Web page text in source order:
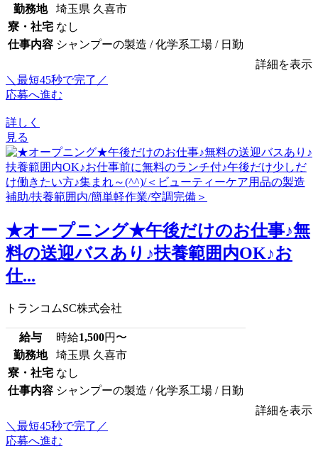
勤務地
埼玉県 久喜市
寮・社宅 なし
仕事内容 シャンプーの製造 / 化学系工場 / 日勤
詳細を表示
＼最短45秒で完了／
応募へ進む
詳しく
見る
★オープニング★午後だけのお仕事♪無
料の送迎バスあり♪扶養範囲内OK♪お
仕...
トランコムSC株式会社
給与 時給1,500円〜
勤務地
埼玉県 久喜市
寮・社宅 なし
仕事内容 シャンプーの製造 / 化学系工場 / 日勤
詳細を表示
＼最短45秒で完了／
応募へ進む